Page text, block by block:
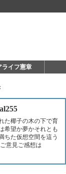
ライフ憲章
た椰子の木の下で育
希望か夢かそれとも
ちた仮想空間を這う
意見ご感想は